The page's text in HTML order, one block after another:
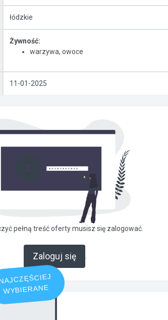
łódzkie
Żywność:
warzywa, owoce
11-01-2025
pełną treść oferty musisz się zalogować.
Zaloguj się
WYBIERANE